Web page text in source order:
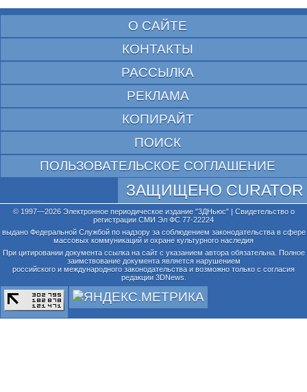
О САЙТЕ
КОНТАКТЫ
РАССЫЛКА
РЕКЛАМА
КОПИРАЙТ
ПОИСК
ПОЛЬЗОВАТЕЛЬСКОЕ СОГЛАШЕНИЕ
ЗАЩИЩЕНО CURATOR
© 1997—2026 Электронное периодическое издание "3ДНьюс" | Свидетельство о
регистрации СМИ Эл ФС 77-22224
выдано Федеральной Службой по надзору за соблюдением законодательства в сфере
массовых коммуникаций и охране культурного наследия
При цитировании документа ссылка на сайт с указанием автора обязательна. Полное
заимствование документа является нарушением
российского и международного законодательства и возможно только с согласия
редакции 3DNews.